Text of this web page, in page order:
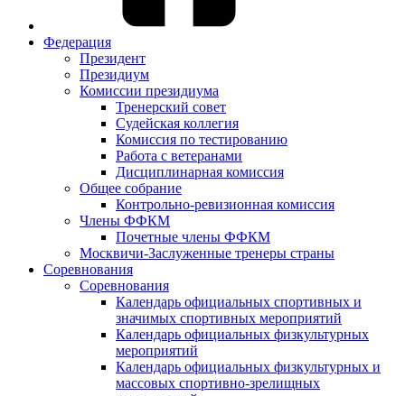
Федерация
Президент
Президиум
Комиссии президиума
Тренерский совет
Судейская коллегия
Комиссия по тестированию
Работа с ветеранами
Дисциплинарная комиссия
Общее собрание
Контрольно-ревизионная комиссия
Члены ФФКМ
Почетные члены ФФКМ
Москвичи-Заслуженные тренеры страны
Соревнования
Соревнования
Календарь официальных спортивных и
значимых спортивных мероприятий
Календарь официальных физкультурных
мероприятий
Календарь официальных физкультурных и
массовых спортивно-зрелищных